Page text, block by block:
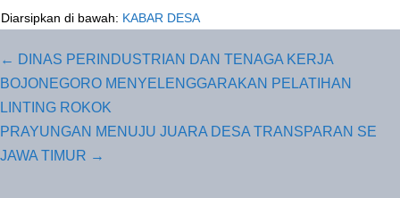
Diarsipkan di bawah: KABAR DESA
Navigasi
Tulisan
← DINAS PERINDUSTRIAN DAN TENAGA KERJA
BOJONEGORO MENYELENGGARAKAN PELATIHAN
LINTING ROKOK
PRAYUNGAN MENUJU JUARA DESA TRANSPARAN SE
JAWA TIMUR →